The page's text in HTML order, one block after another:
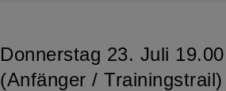
Donnerstag 23. Juli
(Anfänger / Trainingstrail)